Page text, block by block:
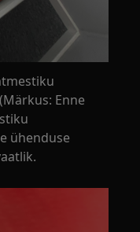
Enne
ühenduse